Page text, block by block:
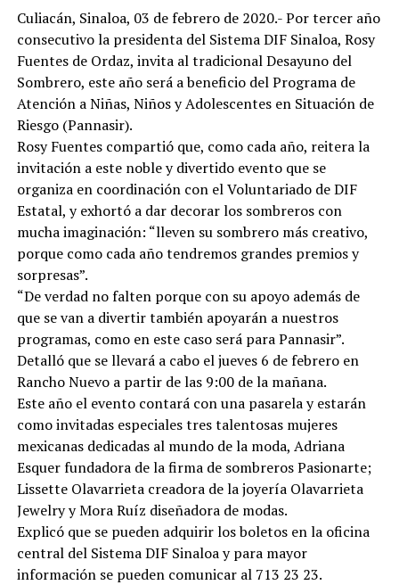
Culiacán, Sinaloa, 03 de febrero de 2020.- Por tercer año
consecutivo la presidenta del Sistema DIF Sinaloa, Rosy
Fuentes de Ordaz, invita al tradicional Desayuno del
Sombrero, este año será a beneficio del Programa de
Atención a Niñas, Niños y Adolescentes en Situación de
Riesgo (Pannasir).
Rosy Fuentes compartió que, como cada año, reitera la
invitación a este noble y divertido evento que se
organiza en coordinación con el Voluntariado de DIF
Estatal, y exhortó a dar decorar los sombreros con
mucha imaginación: “lleven su sombrero más creativo,
porque como cada año tendremos grandes premios y
sorpresas”.
“De verdad no falten porque con su apoyo además de
que se van a divertir también apoyarán a nuestros
programas, como en este caso será para Pannasir”.
Detalló que se llevará a cabo el jueves 6 de febrero en
Rancho Nuevo a partir de las 9:00 de la mañana.
Este año el evento contará con una pasarela y estarán
como invitadas especiales tres talentosas mujeres
mexicanas dedicadas al mundo de la moda, Adriana
Esquer fundadora de la firma de sombreros Pasionarte;
Lissette Olavarrieta creadora de la joyería Olavarrieta
Jewelry y Mora Ruíz diseñadora de modas.
Explicó que se pueden adquirir los boletos en la oficina
central del Sistema DIF Sinaloa y para mayor
información se pueden comunicar al 713 23 23.